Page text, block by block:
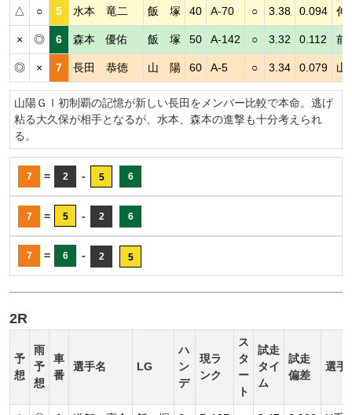
△ ○ 5 水本 竜二 飯 塚 40 A-70 ○ 3.38 0.094 伸
× ◎ 6 森本 優佑 飯 塚 50 A-142 ○ 3.32 0.112 前
◎ × 7 長田 恭徳 山 陽 60 A-5 ○ 3.34 0.079 山
山陽ＧⅠ初制覇の記憶が新しい長田をメンバー比較で本命。逃げ
粘る大久保が相手となるが、水本、森本の進撃も十分考えられ
る。
7 = 2 - 5 6
7 = 5 - 2 6
7 = 6 - 2 5
2R
予
想
雨
予
想
車
番
選手名 LG
ハ
ン
デ
現ラ
ンク
ス
タ
ー
ト
試走
タイ
ム
試走
偏差
選手